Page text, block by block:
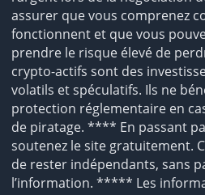
assurer que vous comprenez
fonctionnent et que vous
prendre le risque élevé de
crypto-actifs sont des
volatils et spéculatifs. Ils ne
protection réglementaire en
de piratage. **** En passant
soutenez le site gratuitement.
de rester indépendants, sans
l’information. ***** Les